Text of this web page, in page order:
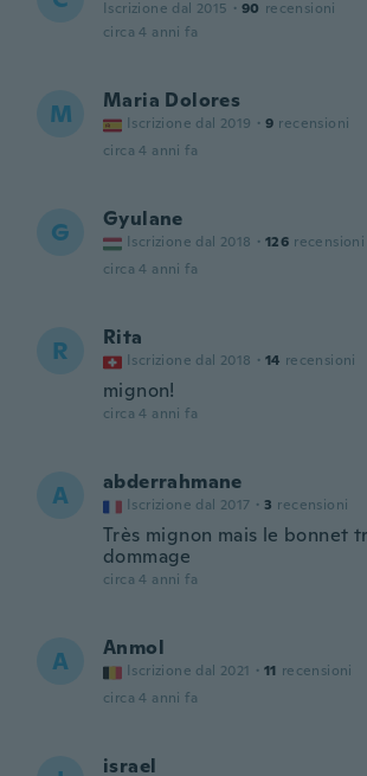
Iscrizione dal 2015 · 90 recensioni
circa 4 anni fa
M Maria Dolores
Iscrizione dal 2019 · 9 recensioni
circa 4 anni fa
G Gyulane
Iscrizione dal 2018 · 126 recensioni
circa 4 anni fa
R Rita
Iscrizione dal 2018 · 14 recensioni
mignon!
circa 4 anni fa
A abderrahmane
Iscrizione dal 2017 · 3 recensioni
Très mignon mais le bonnet
dommage
circa 4 anni fa
A Anmol
Iscrizione dal 2021 · 11 recensioni
circa 4 anni fa
israel